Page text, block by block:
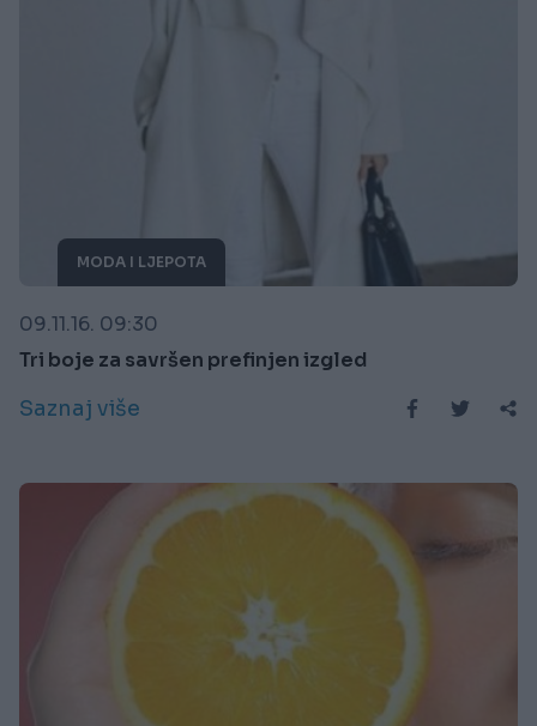
MODA I LJEPOTA
09.11.16. 09:30
Tri boje za savršen prefinjen izgled
Saznaj više